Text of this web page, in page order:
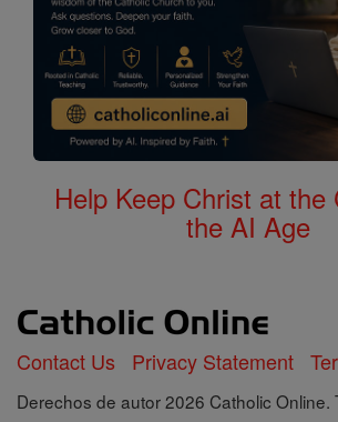
Help Keep Christ at the
the AI Age
Contact Us Privacy Statement
Derechos de autor 2026 Catholic Online.